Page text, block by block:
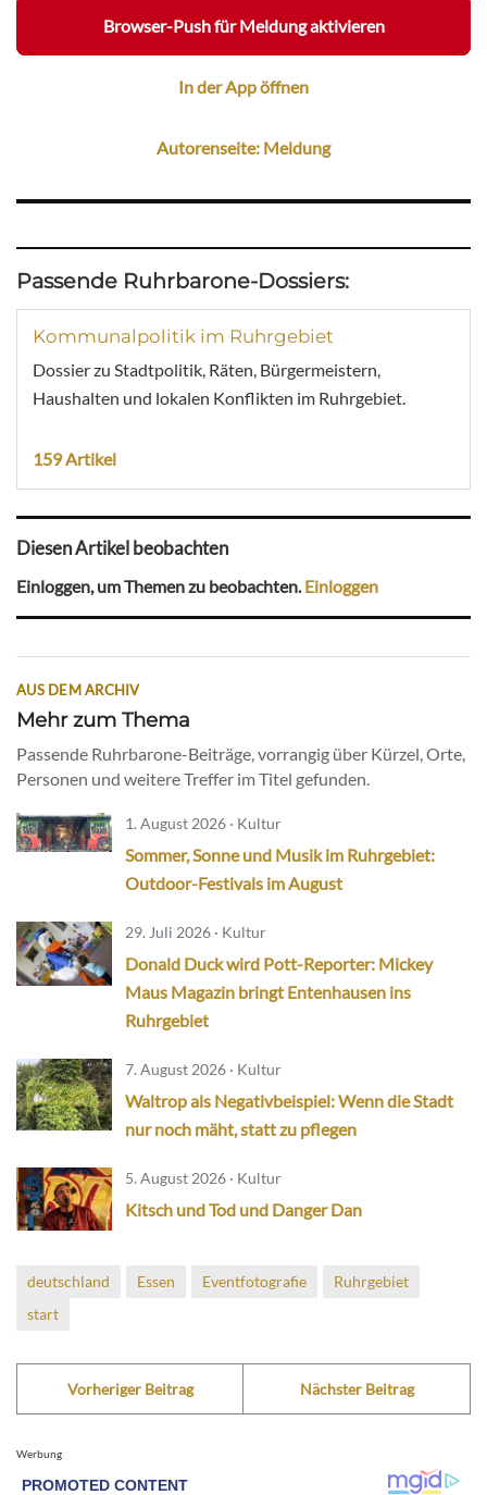
Browser-Push für Meldung aktivieren
In der App öffnen
Autorenseite: Meldung
Passende Ruhrbarone-Dossiers:
Kommunalpolitik im Ruhrgebiet
Dossier zu Stadtpolitik, Räten, Bürgermeistern,
Haushalten und lokalen Konflikten im Ruhrgebiet.
159 Artikel
Diesen Artikel beobachten
Einloggen, um Themen zu beobachten.Einloggen
AUS DEM ARCHIV
Mehr zum Thema
Passende Ruhrbarone-Beiträge, vorrangig über Kürzel, Orte,
Personen und weitere Treffer im Titel gefunden.
1. August 2026 · Kultur
Sommer, Sonne und Musik im Ruhrgebiet:
Outdoor-Festivals im August
29. Juli 2026 · Kultur
Donald Duck wird Pott-Reporter: Mickey
Maus Magazin bringt Entenhausen ins
Ruhrgebiet
7. August 2026 · Kultur
Waltrop als Negativbeispiel: Wenn die Stadt
nur noch mäht, statt zu pflegen
5. August 2026 · Kultur
Kitsch und Tod und Danger Dan
deutschland Essen Eventfotografie
Ruhrgebiet
start
Vorheriger Beitrag Nächster Beitrag
Werbung